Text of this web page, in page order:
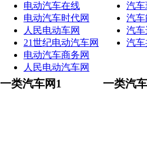
电动汽车在线
电动汽车时代网
人民电动车网
21世纪电动汽车网
电动汽车商务网
人民电动汽车网
汽车
汽车
汽车
汽车
一类汽车网1 一类汽